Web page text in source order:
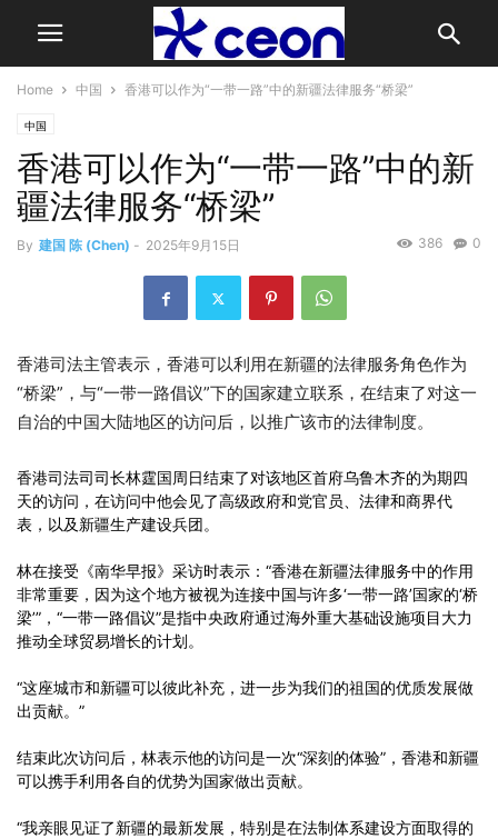
Home 中国 香港可以作为“一带一路”中的新疆法律服务“桥梁”
中国
香港可以作为“一带一路”中的新
疆法律服务“桥梁”
By 建国 陈 (Chen) - 2025年9月15日 0
386
香港司法主管表示，香港可以利用在新疆的法律服务角色作为
“桥梁”，与“一带一路倡议”下的国家建立联系，在结束了对这一
自治的中国大陆地区的访问后，以推广该市的法律制度。
香港司法司司长林霆国周日结束了对该地区首府乌鲁木齐的为期四
天的访问，在访问中他会见了高级政府和党官员、法律和商界代
表，以及新疆生产建设兵团。
林在接受《南华早报》采访时表示：“香港在新疆法律服务中的作用
非常重要，因为这个地方被视为连接中国与许多‘一带一路’国家的‘桥
梁’”，“一带一路倡议”是指中央政府通过海外重大基础设施项目大力
推动全球贸易增长的计划。
“这座城市和新疆可以彼此补充，进一步为我们的祖国的优质发展做
出贡献。”
结束此次访问后，林表示他的访问是一次“深刻的体验”，香港和新疆
可以携手利用各自的优势为国家做出贡献。
“我亲眼见证了新疆的最新发展，特别是在法制体系建设方面取得的